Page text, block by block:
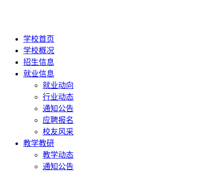
学校首页
学校概况
招生信息
就业信息
就业动向
行业动态
通知公告
应聘报名
校友风采
教学教研
教学动态
通知公告